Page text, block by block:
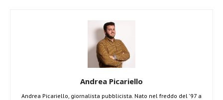
Andrea Picariello
Andrea Picariello, giornalista pubblicista. Nato nel freddo del '97 a